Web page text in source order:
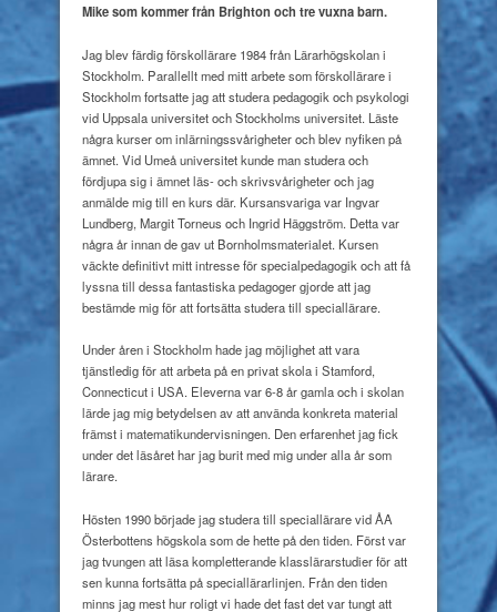
Mike som kommer från Brighton och tre vuxna barn.
Jag blev färdig förskollärare 1984 från Lärarhögskolan i
Stockholm. Parallellt med mitt arbete som förskollärare i
Stockholm fortsatte jag att studera pedagogik och psykologi
vid Uppsala universitet och Stockholms universitet. Läste
några kurser om inlärningssvårigheter och blev nyfiken på
ämnet. Vid Umeå universitet kunde man studera och
fördjupa sig i ämnet läs- och skrivsvårigheter och jag
anmälde mig till en kurs där. Kursansvariga var Ingvar
Lundberg, Margit Torneus och Ingrid Häggström. Detta var
några år innan de gav ut Bornholmsmaterialet. Kursen
väckte definitivt mitt intresse för specialpedagogik och att få
lyssna till dessa fantastiska pedagoger gjorde att jag
bestämde mig för att fortsätta studera till speciallärare.
Under åren i Stockholm hade jag möjlighet att vara
tjänstledig för att arbeta på en privat skola i Stamford,
Connecticut i USA. Eleverna var 6-8 år gamla och i skolan
lärde jag mig betydelsen av att använda konkreta material
främst i matematikundervisningen. Den erfarenhet jag fick
under det läsåret har jag burit med mig under alla år som
lärare.
Hösten 1990 började jag studera till speciallärare vid ÅA
Österbottens högskola som de hette på den tiden. Först var
jag tvungen att läsa kompletterande klasslärarstudier för att
sen kunna fortsätta på speciallärarlinjen. Från den tiden
minns jag mest hur roligt vi hade det fast det var tungt att